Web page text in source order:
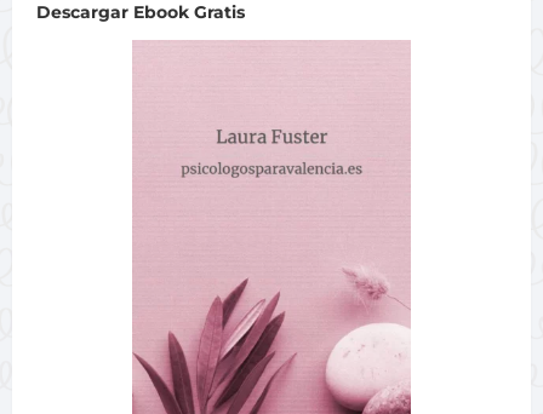
Descargar Ebook Gratis